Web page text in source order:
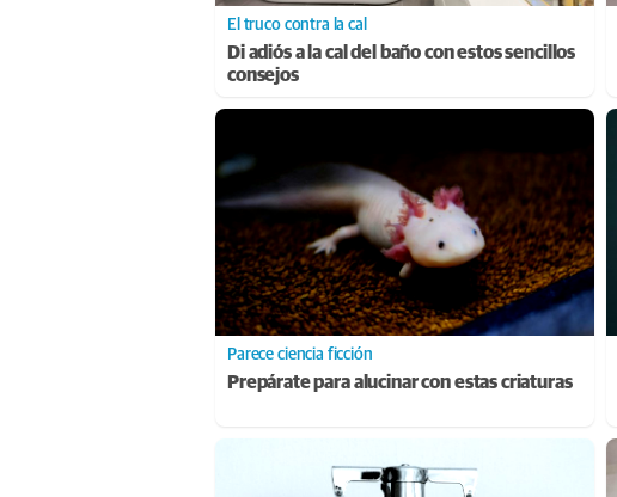
El truco contra la cal
Di adiós a la cal del baño con estos sencillos
consejos
Parece ciencia ficción
Prepárate para alucinar con estas criaturas